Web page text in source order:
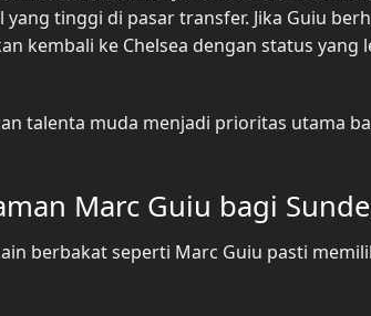
tinggi di pasar transfer. Jika Guiu
kembali ke Chelsea dengan status
talenta muda menjadi prioritas utama
Marc Guiu bagi
berbakat seperti Marc Guiu pasti